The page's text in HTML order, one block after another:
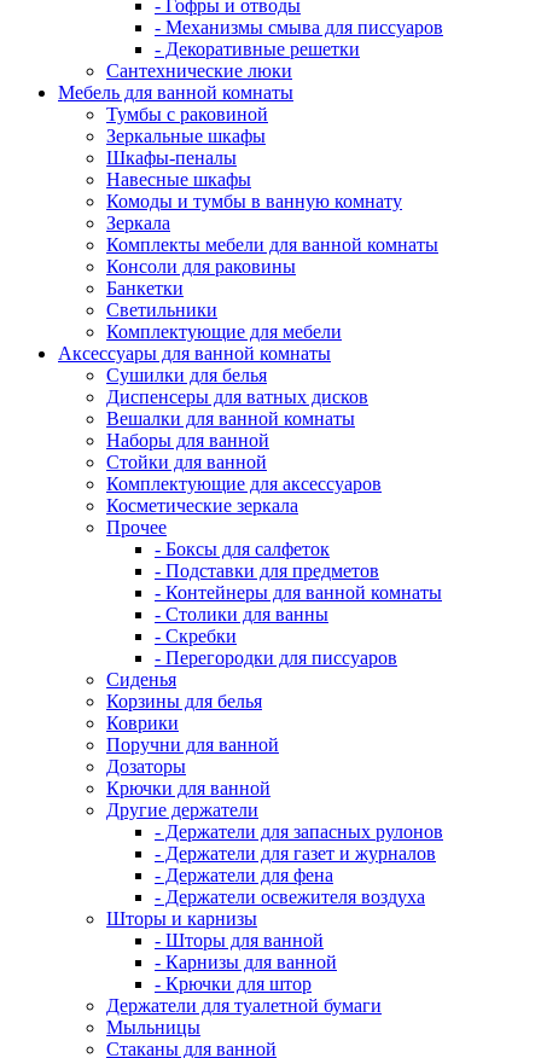
- Гофры и отводы
- Механизмы смыва для писсуаров
- Декоративные решетки
Сантехнические люки
Мебель для ванной комнаты
Тумбы с раковиной
Зеркальные шкафы
Шкафы-пеналы
Навесные шкафы
Комоды и тумбы в ванную комнату
Зеркала
Комплекты мебели для ванной комнаты
Консоли для раковины
Банкетки
Светильники
Комплектующие для мебели
Аксессуары для ванной комнаты
Сушилки для белья
Диспенсеры для ватных дисков
Вешалки для ванной комнаты
Наборы для ванной
Стойки для ванной
Комплектующие для аксессуаров
Косметические зеркала
Прочее
- Боксы для салфеток
- Подставки для предметов
- Контейнеры для ванной комнаты
- Столики для ванны
- Скребки
- Перегородки для писсуаров
Сиденья
Корзины для белья
Коврики
Поручни для ванной
Дозаторы
Крючки для ванной
Другие держатели
- Держатели для запасных рулонов
- Держатели для газет и журналов
- Держатели для фена
- Держатели освежителя воздуха
Шторы и карнизы
- Шторы для ванной
- Карнизы для ванной
- Крючки для штор
Держатели для туалетной бумаги
Мыльницы
Стаканы для ванной